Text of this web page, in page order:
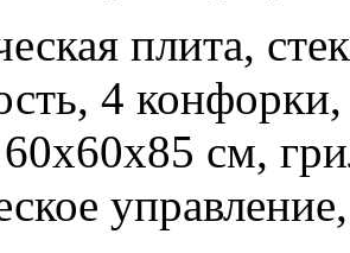
плита,
4 конфорки,
см,